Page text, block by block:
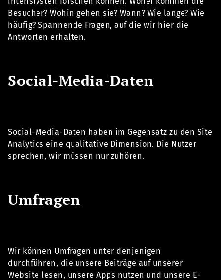
Besucher? Wohin gehen sie? Wann? Wie lange? Wie
häufig? Spannende Fragen, auf die wir hier die
Antworten erhalten.
Social-Media-Daten
Social-Media-Daten haben im Gegensatz zu den Site
Analytics eine qualitative Dimension. Die Nutzer
sprechen, wir müssen nur zuhören.
Umfragen
Wir können Umfragen unter denjenigen
durchführen, die unsere Beiträge auf unserer
Website lesen, unsere Apps nutzen und unsere E-